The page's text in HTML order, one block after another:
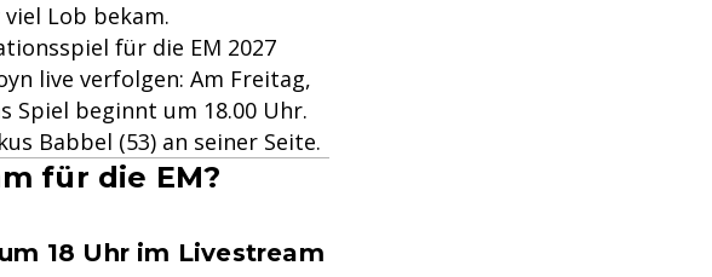
Lob bekam.
für die EM 2027
live verfolgen: Am Freitag,
Spiel beginnt um 18.00 Uhr.
Babbel (53) an seiner Seite.
für die EM?
18 Uhr im Livestream